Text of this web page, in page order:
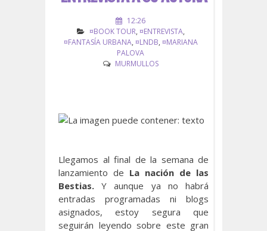
12:26
¤BOOK TOUR, ¤ENTREVISTA,
¤FANTASÍA URBANA, ¤LNDB, ¤MARIANA
PALOVA
MURMULLOS
Llegamos al final de la semana de
lanzamiento de La nación de las
Bestias.Y aunque ya no habrá
entradas programadas ni blogs
asignados, estoy segura que
seguirán leyendo sobre este gran